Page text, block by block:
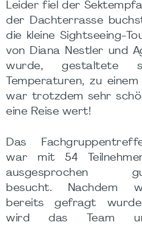
Leider fiel der
der Dachterrasse
die kleine Sightseeing-
von Diana Nestler und
wurde, gestaltete
Temperaturen, zu
war trotzdem sehr
eine Reise wert!
Das
war mit 54
ausgesprochen
besucht. Nachdem
bereits gefragt
wird das Team